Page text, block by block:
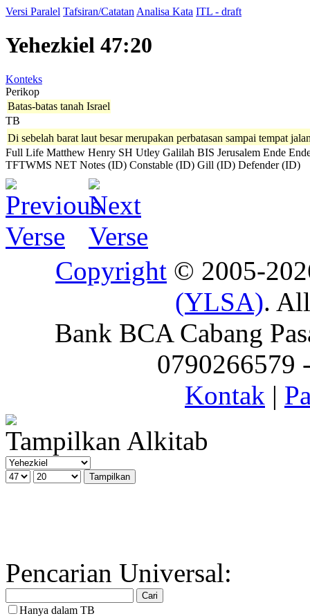
Versi Paralel Tafsiran/Catatan Analisa Kata ITL - draft
Yehezkiel 47:20
Konteks
Perikop
Batas-batas tanah Israel
TB
Di sebelah barat laut besar merupakan perbatasan sampai tempat
Full Life Matthew Henry SH Utley Galilah BIS Jerusalem Ende
TFTWMS NET Notes (ID) Constable (ID) Gill (ID) Defender (ID)
Copyright © 2005-
(YLSA).
Bank BCA Cabang
0790266579
Kontak |
Tampilkan Alkitab
Pencarian Universal:
Hanya dalam TB